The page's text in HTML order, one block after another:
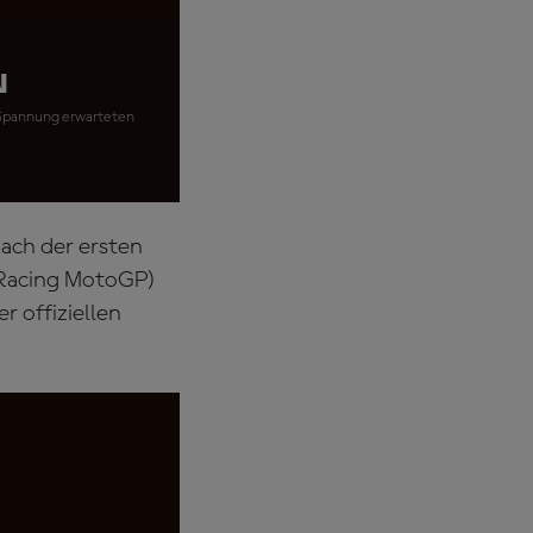
erwarteten
der ersten
MotoGP)
offiziellen